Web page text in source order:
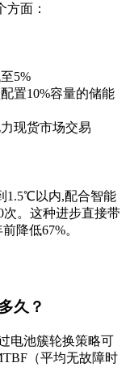
面：
5%
置10%容量的储能
现货市场交易
1.5℃以内,配合智能
次。这种进步直接带
降低67%。
久？
电池簇轮换策略可
（平均无故障时